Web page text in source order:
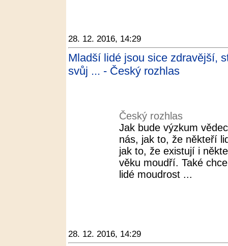
28. 12. 2016, 14:29
Mladší lidé jsou sice zdravější,
svůj ... - Český rozhlas
Český rozhlas
Jak bude výzkum
nás, jak to, že někteří
jak to, že existují i
věku moudří. Také
lidé moudrost ...
28. 12. 2016, 14:29